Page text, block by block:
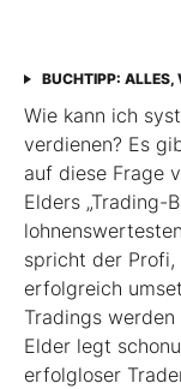
BUCHTIPP: ALLES,
Wie kann ich
verdienen? Es
auf diese Frage
Elders „Trading-
spricht der
erfolgreich
Tradings
Elder legt
erfolgloser